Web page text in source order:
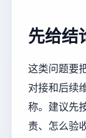
先给结
这类问题要
对接和后续
称。建议先
责、怎么验